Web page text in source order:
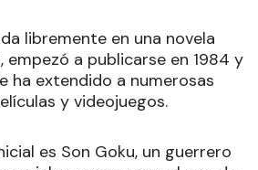
libremente en una novela
empezó a publicarse en 1984 y
ha extendido a numerosas
y videojuegos.
es Son Goku, un guerrero